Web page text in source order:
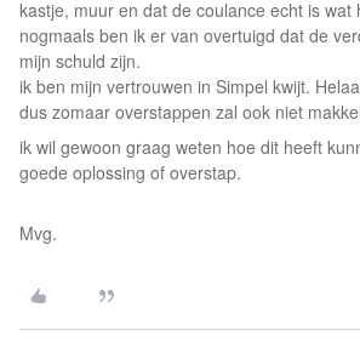
kastje, muur en dat de coulance echt is wat
nogmaals ben ik er van overtuigd dat de
mijn schuld zijn.
ik ben mijn vertrouwen in Simpel kwijt.
dus zomaar overstappen zal ook niet
ik wil gewoon graag weten hoe dit heeft
goede oplossing of overstap.
Mvg.